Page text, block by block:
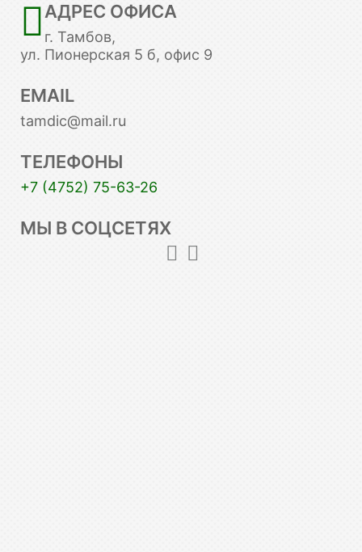
АДРЕС ОФИСА
г. Тамбов,
ул. Пионерская 5 б, офис 9
EMAIL
tamdic@mail.ru
ТЕЛЕФОНЫ
+7 (4752) 75-63-26
МЫ В СОЦСЕТЯХ